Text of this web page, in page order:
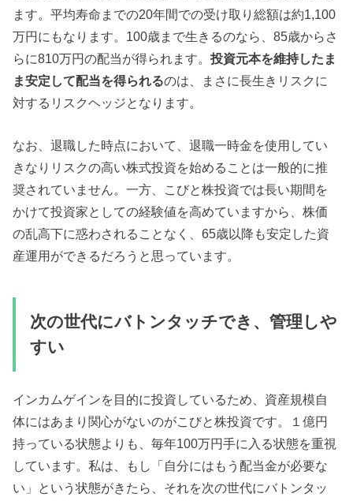
ます。平均寿命までの20年間での受け取り総額は約1,100
万円にもなります。100歳まで生きるのなら、85歳からさ
らに810万円の配当が得られます。投資元本を維持したま
ま安定して配当を得られるのは、まさに長生きリスクに
対するリスクヘッジとなります。
なお、退職した時点において、退職一時金を使用してい
きなりリスクの高い株式投資を始めることは一般的に推
奨されていません。一方、こびと株投資では長い期間を
かけて投資家としての経験値を高めていますから、株価
の乱高下に惑わされることなく、65歳以降も安定した資
産運用ができるだろうと思っています。
次の世代にバトンタッチでき、管理しや
すい
インカムゲインを目的に投資しているため、資産規模自
体にはあまり関心がないのがこびと株投資です。１億円
持っている状態よりも、毎年100万円手に入る状態を重視
しています。私は、もし「自分にはもう配当金が必要な
い」という状態がきたら、それを次の世代にバトンタッ